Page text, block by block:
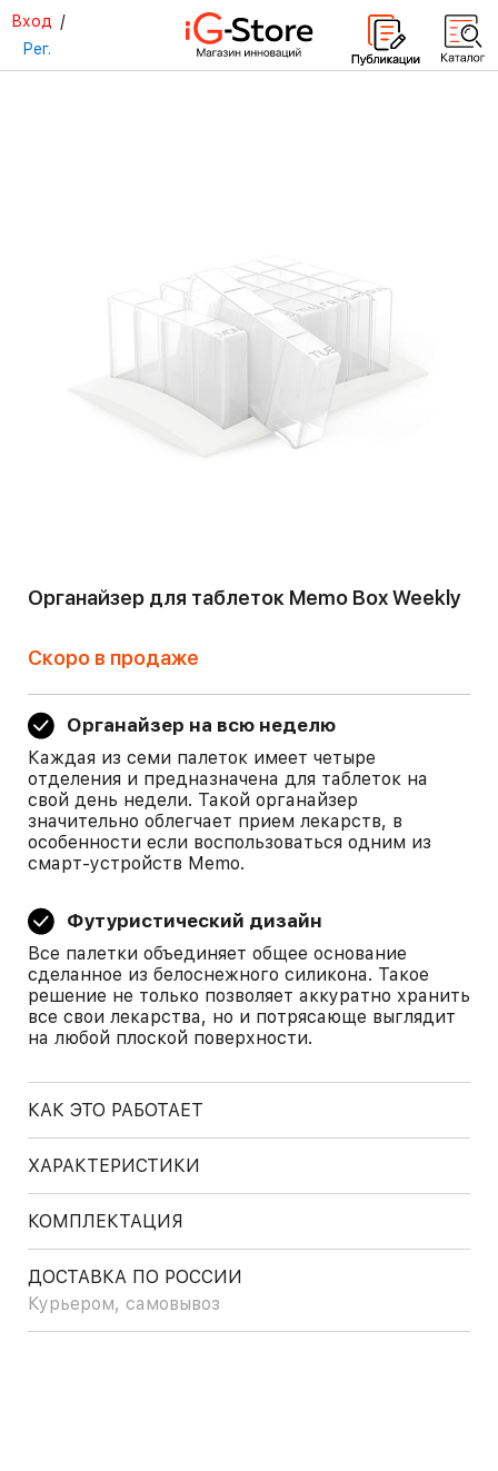
Вход /
Рег.
Органайзер для таблеток Memo Box Weekly
Скоро в продаже
Органайзер на всю неделю
Каждая из семи палеток имеет четыре
отделения и предназначена для таблеток на
свой день недели. Такой органайзер
значительно облегчает прием лекарств, в
особенности если воспользоваться одним из
смарт-устройств Memo.
Футуристический дизайн
Все палетки объединяет общее основание
сделанное из белоснежного силикона. Такое
решение не только позволяет аккуратно хранить
все свои лекарства, но и потрясающе выглядит
на любой плоской поверхности.
КАК ЭТО РАБОТАЕТ
ХАРАКТЕРИСТИКИ
КОМПЛЕКТАЦИЯ
ДОСТАВКА ПО РОССИИ
Курьером, самовывоз